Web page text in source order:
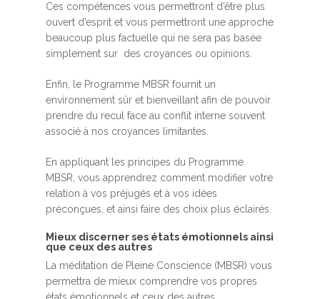
Ces compétences vous permettront d’être plus
ouvert d’esprit et vous permettront une approche
beaucoup plus factuelle qui ne sera pas basée
simplement sur des croyances ou opinions.
Enfin, le Programme MBSR fournit un
environnement sûr et bienveillant afin de pouvoir
prendre du recul face au conflit interne souvent
associé à nos croyances limitantes.
En appliquant les principes du Programme
MBSR, vous apprendrez comment modifier votre
relation à vos préjugés et à vos idées
préconçues, et ainsi faire des choix plus éclairés.
Mieux discerner ses états émotionnels ainsi
que ceux des autres
La méditation de Pleine Conscience (MBSR) vous
permettra de mieux comprendre vos propres